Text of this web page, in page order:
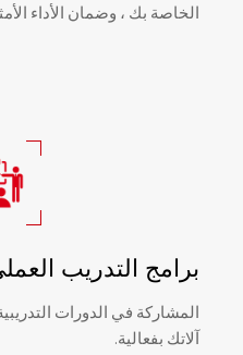
الخاصة بك ، وضمان الأداء
برامج التدريب
المشاركة في الدورات
آلاتك بفعالية.